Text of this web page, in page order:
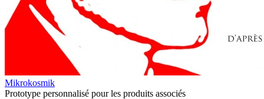
Mikrokosmik
Prototype personnalisé pour les produits associés